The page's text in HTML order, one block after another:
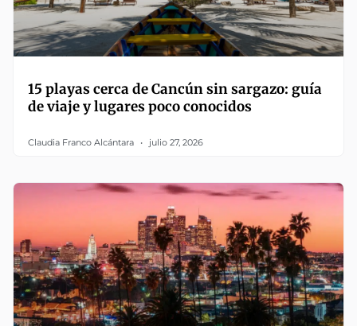
15 playas cerca de Cancún sin sargazo: guía
de viaje y lugares poco conocidos
Claudia Franco Alcántara julio 27, 2026